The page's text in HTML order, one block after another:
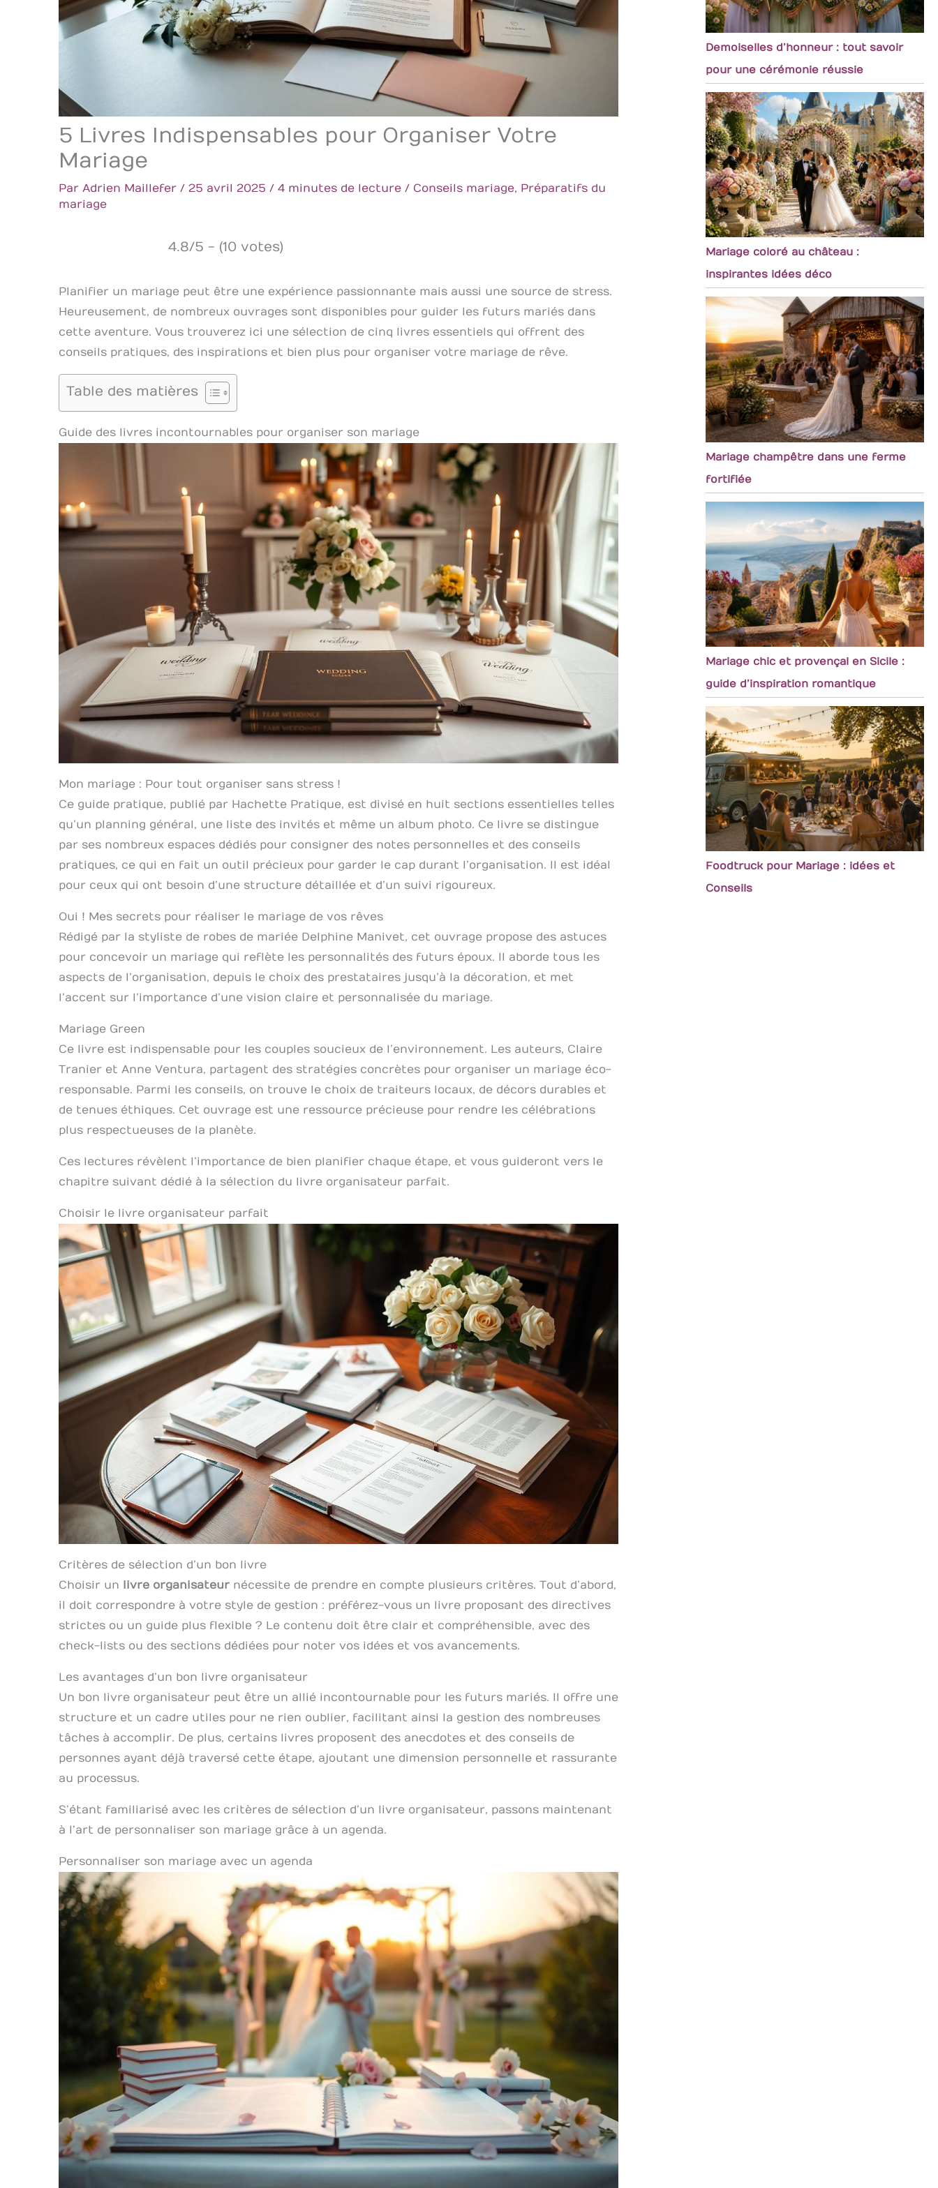
5 Livres Indispensables pour Organiser Votre
Mariage
Par Adrien Maillefer / 25 avril 2025 / 4 minutes de lecture / Conseils mariage, Préparatifs du
mariage
4.8/5 - (10 votes)
Planifier un mariage peut être une expérience passionnante mais aussi une source de stress.
Heureusement, de nombreux ouvrages sont disponibles pour guider les futurs mariés dans
cette aventure. Vous trouverez ici une sélection de cinq livres essentiels qui offrent des
conseils pratiques, des inspirations et bien plus pour organiser votre mariage de rêve.
Table des matières
Guide des livres incontournables pour organiser son mariage
Mon mariage : Pour tout organiser sans stress !
Ce guide pratique, publié par Hachette Pratique, est divisé en huit sections essentielles telles
qu’un planning général, une liste des invités et même un album photo. Ce livre se distingue
par ses nombreux espaces dédiés pour consigner des notes personnelles et des conseils
pratiques, ce qui en fait un outil précieux pour garder le cap durant l’organisation. Il est idéal
pour ceux qui ont besoin d’une structure détaillée et d’un suivi rigoureux.
Oui ! Mes secrets pour réaliser le mariage de vos rêves
Rédigé par la styliste de robes de mariée Delphine Manivet, cet ouvrage propose des astuces
pour concevoir un mariage qui reflète les personnalités des futurs époux. Il aborde tous les
aspects de l’organisation, depuis le choix des prestataires jusqu’à la décoration, et met
l’accent sur l’importance d’une vision claire et personnalisée du mariage.
Mariage Green
Ce livre est indispensable pour les couples soucieux de l’environnement. Les auteurs, Claire
Tranier et Anne Ventura, partagent des stratégies concrètes pour organiser un mariage éco-
responsable. Parmi les conseils, on trouve le choix de traiteurs locaux, de décors durables et
de tenues éthiques. Cet ouvrage est une ressource précieuse pour rendre les célébrations
plus respectueuses de la planète.
Ces lectures révèlent l’importance de bien planifier chaque étape, et vous guideront vers le
chapitre suivant dédié à la sélection du livre organisateur parfait.
Choisir le livre organisateur parfait
Critères de sélection d’un bon livre
Choisir un
livre organisateur nécessite de prendre en compte plusieurs critères. Tout d’abord,
il doit correspondre à votre style de gestion : préférez-vous un livre proposant des directives
strictes ou un guide plus flexible ? Le contenu doit être clair et compréhensible, avec des
check-lists ou des sections dédiées pour noter vos idées et vos avancements.
Les avantages d’un bon livre organisateur
Un bon livre organisateur peut être un allié incontournable pour les futurs mariés. Il offre une
structure et un cadre utiles pour ne rien oublier, facilitant ainsi la gestion des nombreuses
tâches à accomplir. De plus, certains livres proposent des anecdotes et des conseils de
personnes ayant déjà traversé cette étape, ajoutant une dimension personnelle et rassurante
au processus.
S’étant familiarisé avec les critères de sélection d’un livre organisateur, passons maintenant
à l’art de personnaliser son mariage grâce à un agenda.
Personnaliser son mariage avec un agenda
Demoiselles d’honneur : tout savoir
pour une cérémonie réussie
Mariage coloré au château :
inspirantes idées déco
Mariage champêtre dans une ferme
fortifiée
Mariage chic et provençal en Sicile :
guide d’inspiration romantique
Foodtruck pour Mariage : idées et
Conseils